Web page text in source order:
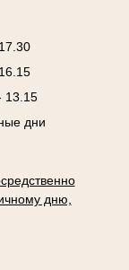
13.15
дни
дню,